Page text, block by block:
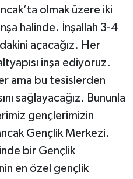
olmak üzere iki
halinde. İnşallah 3-4
açacağız. Her
inşa ediyoruz.
ama bu tesislerden
sağlayacağız. Bununla
gençlerimizin
Gençlik Merkezi.
bir Gençlik
en özel gençlik